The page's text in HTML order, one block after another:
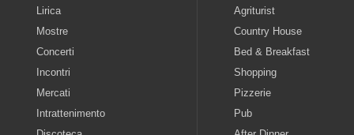
Lirica
Mostre
Concerti
Incontri
Mercati
Intrattenimento
Agriturist
Country House
Bed & Breakfast
Shopping
Pizzerie
Pub